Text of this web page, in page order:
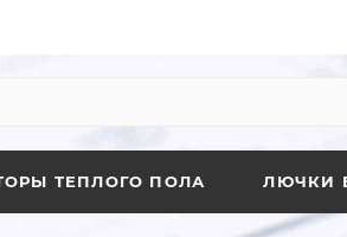
ТЕПЛОГО ПОЛА ЛЮЧКИ